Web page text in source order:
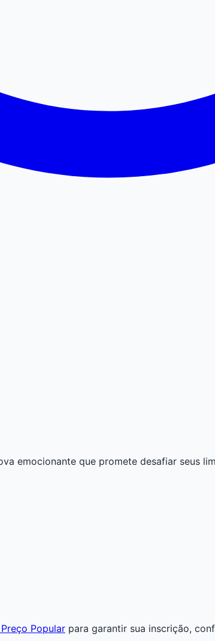
emocionante que promete desafiar seus
Popular para garantir sua inscrição,